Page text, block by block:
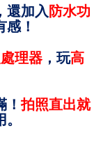
還加入 防水功
感！
理器 ，玩高
拍照直出就